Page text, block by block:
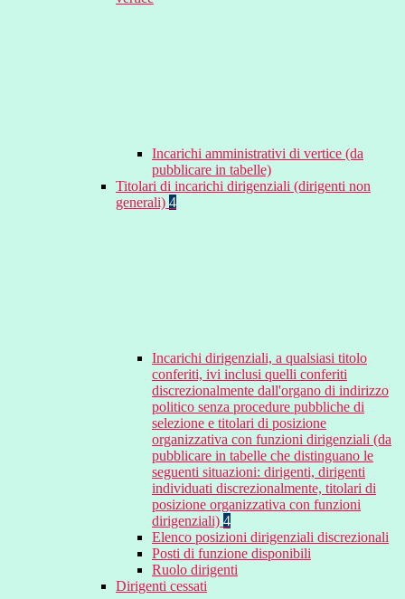
Incarichi amministrativi di vertice (da
pubblicare in tabelle)
Titolari di incarichi dirigenziali (dirigenti non
generali) 4
Incarichi dirigenziali, a qualsiasi titolo
conferiti, ivi inclusi quelli conferiti
discrezionalmente dall'organo di indirizzo
politico senza procedure pubbliche di
selezione e titolari di posizione
organizzativa con funzioni dirigenziali (da
pubblicare in tabelle che distinguano le
seguenti situazioni: dirigenti, dirigenti
individuati discrezionalmente, titolari di
posizione organizzativa con funzioni
dirigenziali) 4
Elenco posizioni dirigenziali discrezionali
Posti di funzione disponibili
Ruolo dirigenti
Dirigenti cessati